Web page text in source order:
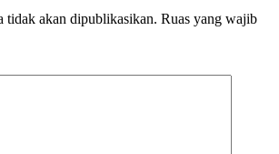
tidak akan dipublikasikan. Ruas yang wajib